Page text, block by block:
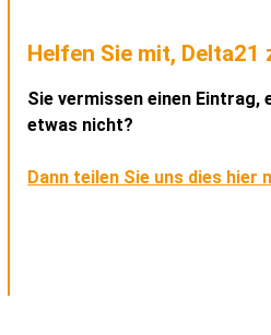
Helfen Sie mit, Delta21
Sie vermissen einen
etwas nicht?
Dann teilen Sie uns dies hier